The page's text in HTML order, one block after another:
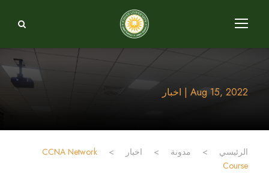
Aug 15, 2022 | اخبار
الرئيسي > مدونة > اخبار >
CCNA Network
Course